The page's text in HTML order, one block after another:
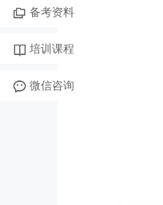
备考资料
培训课程
微信咨询